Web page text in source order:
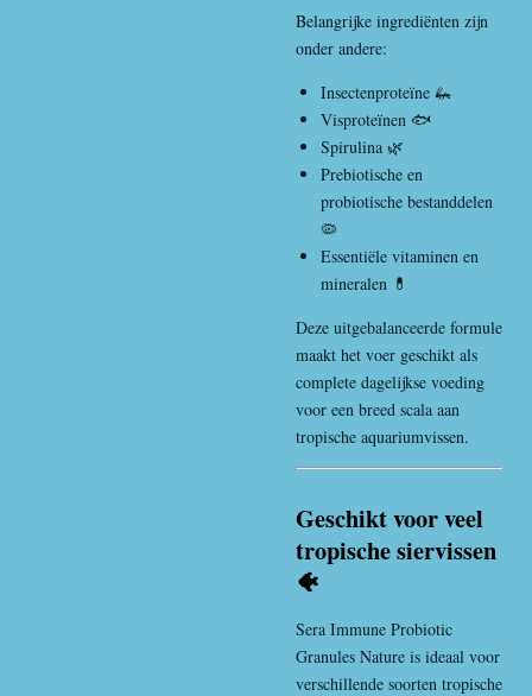
Belangrijke ingrediënten zijn
onder andere:
Insectenproteïne 🦗
Visproteïnen 🐟
Spirulina 🌿
Prebiotische en
probiotische bestanddelen
🦠
Essentiële vitaminen en
mineralen 💊
Deze uitgebalanceerde formule
maakt het voer geschikt als
complete dagelijkse voeding
voor een breed scala aan
tropische aquariumvissen.
Geschikt voor veel
tropische siervissen
🐠
Sera Immune Probiotic
Granules Nature is ideaal voor
verschillende soorten tropische